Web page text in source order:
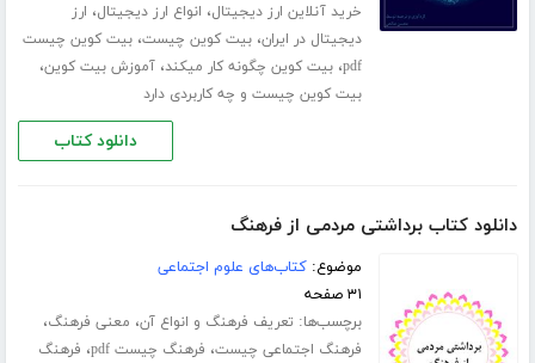
خرید آنلاین ارز دیجیتال، انواع ارز دیجیتال، ارز
دیجیتال در ایران،بیت کوین چیست،بیت کوین چیست
pdf،بیت کوین چگونه کار میکند،آموزش بیت کوین،
بیت کوین چیست و چه کاربردی دارد
دانلود کتاب
دانلود کتاب برداشتی مردمی از فرهنگ
موضوع:کتاب‌های علوم اجتماعی
۳۱ صفحه
برچسب‌ها: تعریف فرهنگ و انواع آن، معنی فرهنگ،
فرهنگ اجتماعی چیست، فرهنگ چیست pdf ، فرهنگ